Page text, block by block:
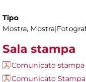
Tipo
Mostra,
Sala stampa
Comunicato stampa
Comunicato